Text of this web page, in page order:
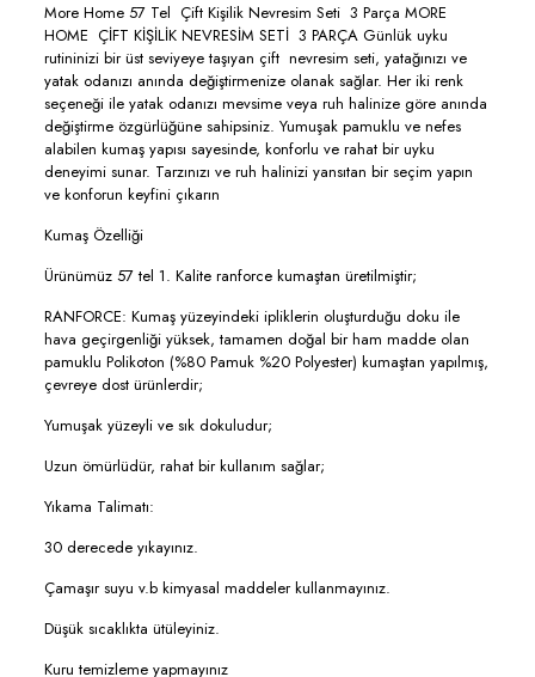
More Home 57 Tel Çift Kişilik Nevresim Seti 3 Parça MORE
HOME ÇİFT KİŞİLİK NEVRESİM SETİ 3 PARÇA Günlük uyku
rutininizi bir üst seviyeye taşıyan çift nevresim seti, yatağınızı ve
yatak odanızı anında değiştirmenize olanak sağlar. Her iki renk
seçeneği ile yatak odanızı mevsime veya ruh halinize göre anında
değiştirme özgürlüğüne sahipsiniz. Yumuşak pamuklu ve nefes
alabilen kumaş yapısı sayesinde, konforlu ve rahat bir uyku
deneyimi sunar. Tarzınızı ve ruh halinizi yansıtan bir seçim yapın
ve konforun keyfini çıkarın
Kumaş Özelliği
Ürünümüz 57 tel 1. Kalite ranforce kumaştan üretilmiştir;
RANFORCE: Kumaş yüzeyindeki ipliklerin oluşturduğu doku ile
hava geçirgenliği yüksek, tamamen doğal bir ham madde olan
pamuklu Polikoton (%80 Pamuk %20 Polyester) kumaştan yapılmış,
çevreye dost ürünlerdir;
Yumuşak yüzeyli ve sık dokuludur;
Uzun ömürlüdür, rahat bir kullanım sağlar;
Yıkama Talimatı:
30 derecede yıkayınız.
Çamaşır suyu v.b kimyasal maddeler kullanmayınız.
Düşük sıcaklıkta ütüleyiniz.
Kuru temizleme yapmayınız